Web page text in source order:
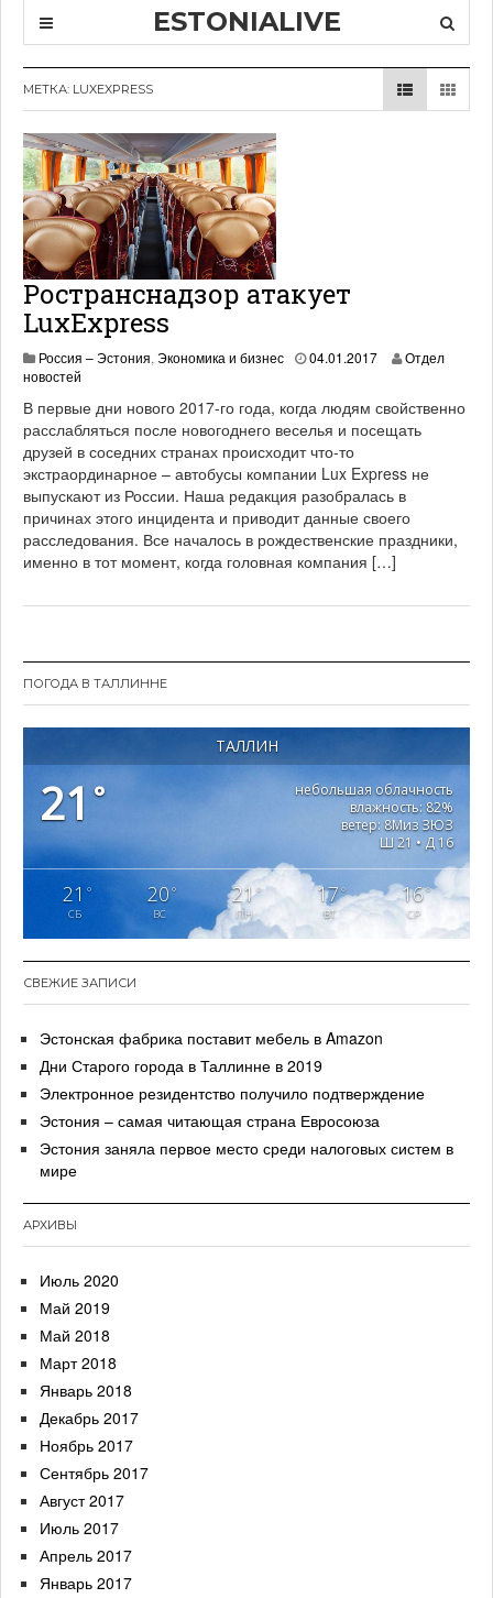
ESTONIALIVE
МЕТКА: LUXEXPRESS
Ространснадзор атакует
LuxExpress
Россия – Эстония, Экономика и бизнес 04.01.20171
0
6
2
2
1
Отдел
новостей
В первые дни нового 2017-го года, когда людям свойственно
расслабляться после новогоднего веселья и посещать
друзей в соседних странах происходит что-то
экстраординарное – автобусы компании Lux Express не
выпускают из России. Наша редакция разобралась в
причинах этого инцидента и приводит данные своего
расследования. Все началось в рождественские праздники,
именно в тот момент, когда головная компания […]
ПОГОДА В ТАЛЛИННЕ
ТАЛЛИН
21 °
небольшая облачность
влажность: 82%
ветер: 8Миз ЗЮЗ
Ш 21 • Д 16
21 °
СБ
20°
ВС
21°
ПН
17°
ВТ
16°
СР
СВЕЖИЕ ЗАПИСИ
Эстонская фабрика поставит мебель в Amazon
Дни Старого города в Таллинне в 2019
Электронное резидентство получило подтверждение
Эстония – самая читающая страна Евросоюза
Эстония заняла первое место среди налоговых систем в
мире
АРХИВЫ
Июль 2020
Май 2019
Май 2018
Март 2018
Январь 2018
Декабрь 2017
Ноябрь 2017
Сентябрь 2017
Август 2017
Июль 2017
Апрель 2017
Январь 2017